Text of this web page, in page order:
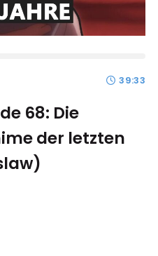
39:33
68: Die
der letzten